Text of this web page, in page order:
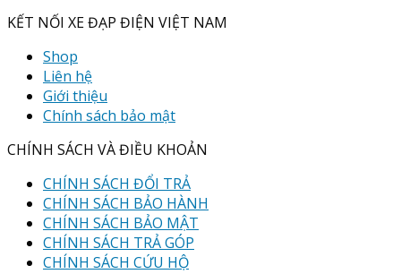
KẾT NỐI XE ĐẠP ĐIỆN VIỆT NAM
Shop
Liên hệ
Giới thiệu
Chính sách bảo mật
CHÍNH SÁCH VÀ ĐIỀU KHOẢN
CHÍNH SÁCH ĐỔI TRẢ
CHÍNH SÁCH BẢO HÀNH
CHÍNH SÁCH BẢO MẬT
CHÍNH SÁCH TRẢ GÓP
CHÍNH SÁCH CỨU HỘ